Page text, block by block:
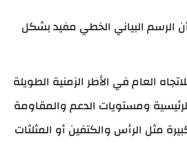
أن الرسم البياني الخطي مفيد بشكل
العام في الأطر الزمنية الطويلة
ومستويات الدعم والمقاومة
مثل الرأس والكتفين أو المثلثات